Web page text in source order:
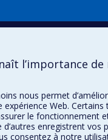
l’importance
nous permet
expérience Web.
le fonctionnement
enregistrent vos
consentez à notre